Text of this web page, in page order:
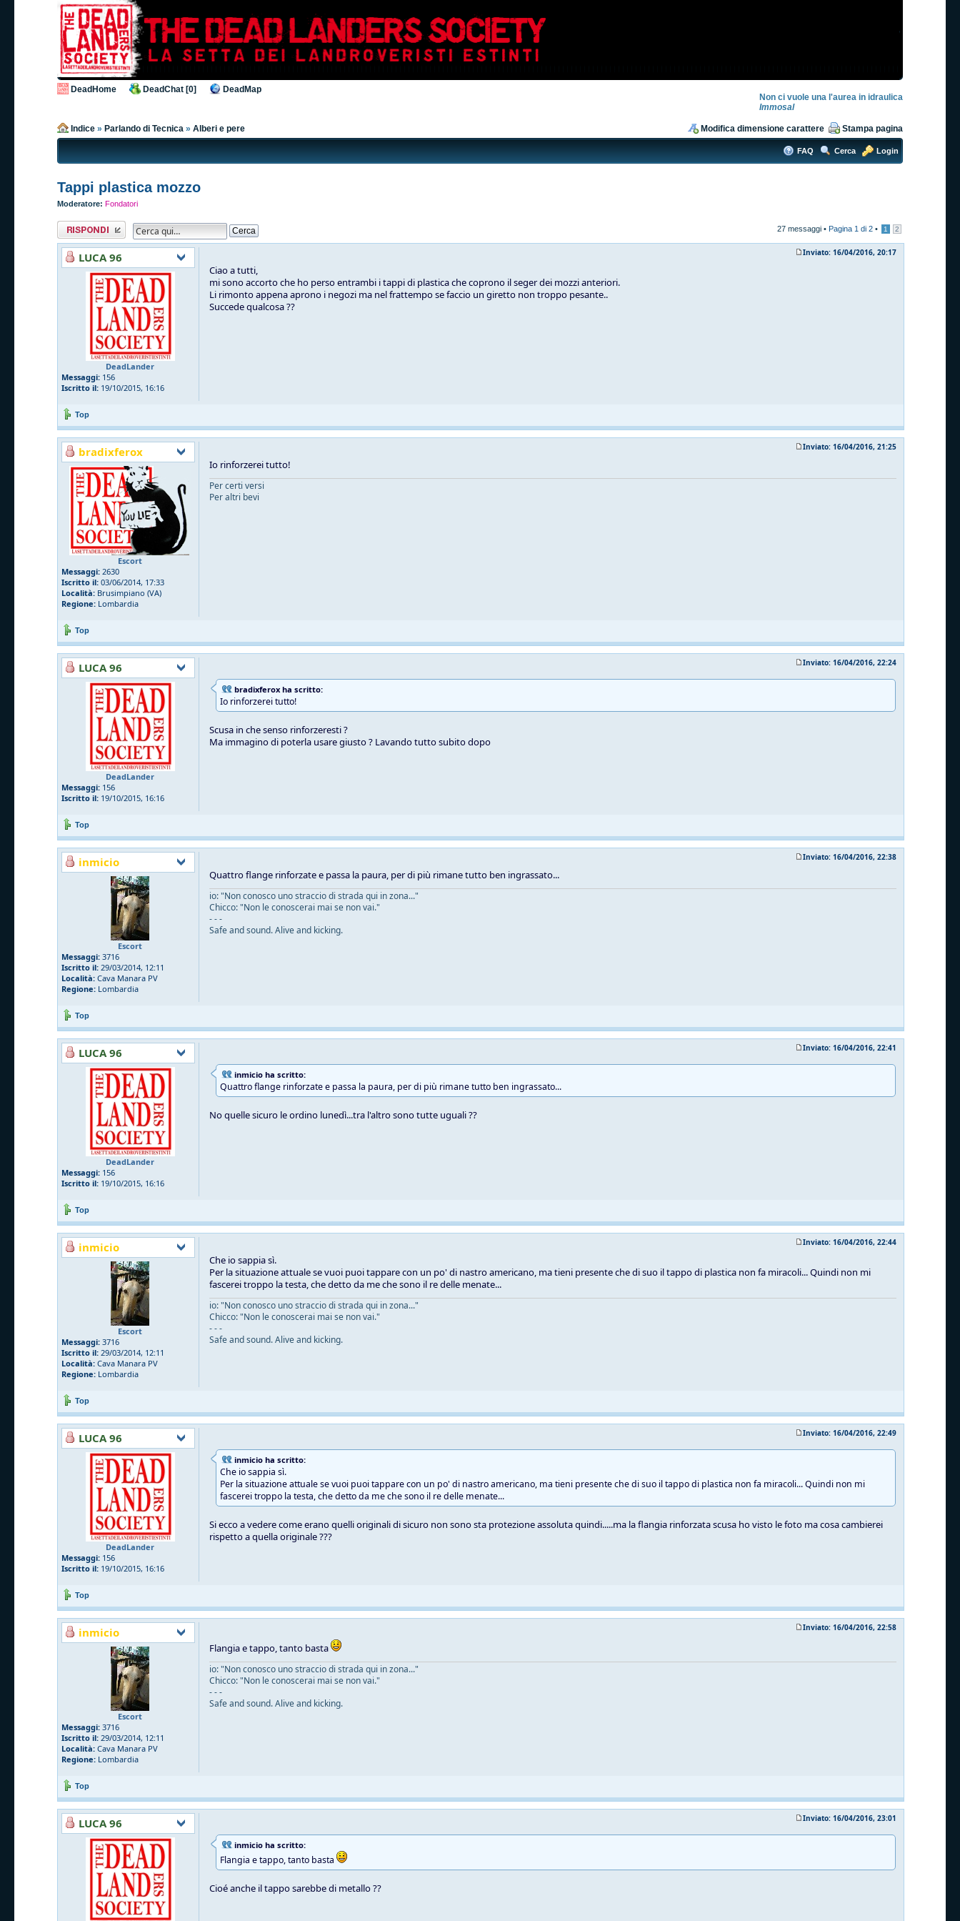
DeadHome DeadChat [0] DeadMap
Non ci vuole una l'aurea in idraulica
Immosal
Indice » Parlando di Tecnica » Alberi e pere Modifica dimensione carattere Stampa pagina
FAQ Cerca Login
Tappi plastica mozzo
Moderatore: Fondatori
Rispondi al
messaggio
27 messaggi • Pagina 1 di 2 • 1 2
LUCA 96
DeadLander
Messaggi: 156
Iscritto il: 19/10/2015, 16:16
Inviato: 16/04/2016, 20:17
Ciao a tutti,
mi sono accorto che ho perso entrambi i tappi di plastica che coprono il seger dei mozzi anteriori.
Li rimonto appena aprono i negozi ma nel frattempo se faccio un giretto non troppo pesante..
Succede qualcosa ??
Top
bradixferox
Escort
Messaggi: 2630
Iscritto il: 03/06/2014, 17:33
Località: Brusimpiano (VA)
Regione: Lombardia
Inviato: 16/04/2016, 21:25
Io rinforzerei tutto!
Per certi versi
Per altri bevi
Top
LUCA 96
DeadLander
Messaggi: 156
Iscritto il: 19/10/2015, 16:16
Inviato: 16/04/2016, 22:24
bradixferox ha scritto:
Io rinforzerei tutto!
Scusa in che senso rinforzeresti ?
Ma immagino di poterla usare giusto ? Lavando tutto subito dopo
Top
inmicio
Escort
Messaggi: 3716
Iscritto il: 29/03/2014, 12:11
Località: Cava Manara PV
Regione: Lombardia
Inviato: 16/04/2016, 22:38
Quattro flange rinforzate e passa la paura, per di più rimane tutto ben ingrassato...
io: "Non conosco uno straccio di strada qui in zona..."
Chicco: "Non le conoscerai mai se non vai."
- - -
Safe and sound. Alive and kicking.
Top
LUCA 96
DeadLander
Messaggi: 156
Iscritto il: 19/10/2015, 16:16
Inviato: 16/04/2016, 22:41
inmicio ha scritto:
Quattro flange rinforzate e passa la paura, per di più rimane tutto ben ingrassato...
No quelle sicuro le ordino lunedì...tra l'altro sono tutte uguali ??
Top
inmicio
Escort
Messaggi: 3716
Iscritto il: 29/03/2014, 12:11
Località: Cava Manara PV
Regione: Lombardia
Inviato: 16/04/2016, 22:44
Che io sappia sì.
Per la situazione attuale se vuoi puoi tappare con un po' di nastro americano, ma tieni presente che di suo il tappo di plastica non fa miracoli... Quindi non mi
fascerei troppo la testa, che detto da me che sono il re delle menate...
io: "Non conosco uno straccio di strada qui in zona..."
Chicco: "Non le conoscerai mai se non vai."
- - -
Safe and sound. Alive and kicking.
Top
LUCA 96
DeadLander
Messaggi: 156
Iscritto il: 19/10/2015, 16:16
Inviato: 16/04/2016, 22:49
inmicio ha scritto:
Che io sappia sì.
Per la situazione attuale se vuoi puoi tappare con un po' di nastro americano, ma tieni presente che di suo il tappo di plastica non fa miracoli... Quindi non mi
fascerei troppo la testa, che detto da me che sono il re delle menate...
Si ecco a vedere come erano quelli originali di sicuro non sono sta protezione assoluta quindi.....ma la flangia rinforzata scusa ho visto le foto ma cosa cambierei
rispetto a quella originale ???
Top
inmicio
Escort
Messaggi: 3716
Iscritto il: 29/03/2014, 12:11
Località: Cava Manara PV
Regione: Lombardia
Inviato: 16/04/2016, 22:58
Flangia e tappo, tanto basta
io: "Non conosco uno straccio di strada qui in zona..."
Chicco: "Non le conoscerai mai se non vai."
- - -
Safe and sound. Alive and kicking.
Top
LUCA 96 Inviato: 16/04/2016, 23:01
inmicio ha scritto:
Flangia e tappo, tanto basta
Cioé anche il tappo sarebbe di metallo ??